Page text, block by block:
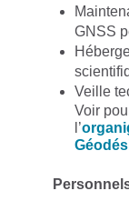
GNSS
Veille
Voir
l’